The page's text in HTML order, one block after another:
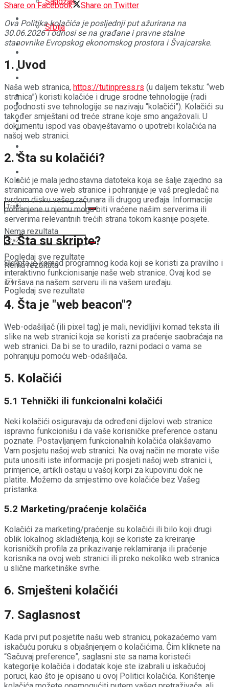
REGIJA
SVIJET
BOŠNJACI
CRNA HRONIKA
STAV
Nema rezultata
Pogledaj sve rezultate
Srbija
BOŠNJACI
CRNA HRONIKA
STAV
MAGAZIN
SPORT
Nema rezultata
Pogledaj sve rezultate
Share on Facebook
Share on Twitter
Ova Politika kolačića je posljednji put ažurirana na
30.06.2026 i odnosi se na građane i pravne stalne
stanovnike Evropskog ekonomskog prostora i Švajcarske.
1. Uvod
Naša web stranica, https://tutinpress.rs (u daljem tekstu: “web
stranica”) koristi kolačiće i druge srodne tehnologije (radi
pogodnosti sve tehnologije se nazivaju “kolačići”). Kolačići su
također smještani od treće strane koje smo angažovali. U
dokumentu ispod vas obavještavamo o upotrebi kolačića na
našoj web stranici.
2. Šta su kolačići?
Kolačić je mala jednostavna datoteka koja se šalje zajedno sa
stranicama ove web stranice i pohranjuje je vaš pregledač na
tvrdom disku vašeg računara ili drugog uređaja. Informacije
pohranjene u njemu mogu biti vraćene našim serverima ili
serverima relevantnih trećih strana tokom kasnije posjete.
3. Šta su skripte?
Skripta je komad programnog koda koji se koristi za pravilno i
interaktivno funkcionisanje naše web stranice. Ovaj kod se
izvršava na našem serveru ili na vašem uređaju.
4. Šta je "web beacon"?
Web-odašiljač (ili pixel tag) je mali, nevidljivi komad teksta ili
slike na web stranici koja se koristi za praćenje saobraćaja na
web stranici. Da bi se to uradilo, razni podaci o vama se
pohranjuju pomoću web-odašiljača.
5. Kolačići
5.1 Tehnički ili funkcionalni kolačići
Neki kolačići osiguravaju da određeni dijelovi web stranice
ispravno funkcionišu i da vaše korisničke preference ostanu
poznate. Postavljanjem funkcionalnih kolačića olakšavamo
Vam posjetu našoj web stranici. Na ovaj način ne morate više
puta unositi iste informacije pri posjeti našoj web stranici i,
primjerice, artikli ostaju u vašoj korpi za kupovinu dok ne
platite. Možemo da smjestimo ove kolačiće bez Vašeg
pristanka.
5.2 Marketing/praćenje kolačića
Kolačići za marketing/praćenje su kolačići ili bilo koji drugi
oblik lokalnog skladištenja, koji se koriste za kreiranje
korisničkih profila za prikazivanje reklamiranja ili praćenje
korisnika na ovoj web stranici ili preko nekoliko web stranica
u slične marketinške svrhe.
6. Smješteni kolačići
7. Saglasnost
Kada prvi put posjetite našu web stranicu, pokazaćemo vam
iskačuću poruku s objašnjenjem o kolačićima. Čim kliknete na
“Sačuvaj preference”, saglasni ste sa nama koristeći
kategorije kolačića i dodatak koje ste izabrali u iskačućoj
poruci, kao što je opisano u ovoj Politici kolačića. Korištenje